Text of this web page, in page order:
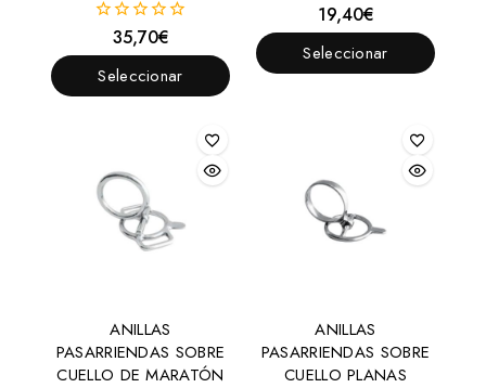
fuera
de
5
35,70€
Seleccionar
fuera
de
5
19,40€
Seleccionar
ANILLAS
PASARRIENDAS SOBRE
CUELLO DE MARATÓN
ANILLAS
PASARRIENDAS SOBRE
CUELLO PLANAS